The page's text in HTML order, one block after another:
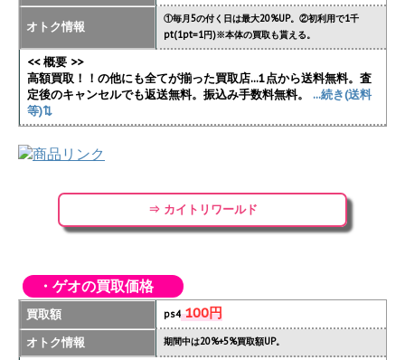
オトク情報
①毎月5の付く日は最大20%UP。②初利用で1千
pt(1pt=1円)※本体の買取も貰える。
<< 概要 >>
高額買取！！の他にも全てが揃った買取店...1点から送料無料。査
定後のキャンセルでも返送無料。振込み手数料無料。
...続き(送料
等)⇅
⇒ カイトリワールド
・ゲオの買取価格
買取額 ps4100円
オトク情報 期間中は20%+5%買取額UP。